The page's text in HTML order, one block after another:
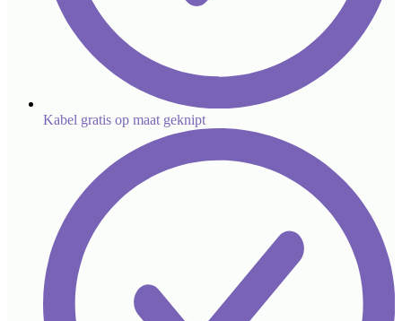
Kabel gratis op maat geknipt